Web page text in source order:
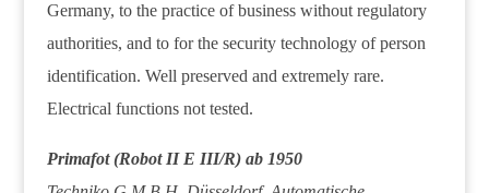
Germany, to the practice of business without regulatory
authorities, and to for the security technology of person
identification. Well preserved and extremely rare.
Electrical functions not tested.
Primafot (Robot II E III/R) ab 1950